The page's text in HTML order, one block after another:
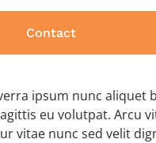
Contact
ipsum nunc aliquet
eu volutpat. Arcu
vitae nunc sed velit